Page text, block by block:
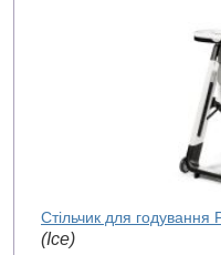
Стільчик для годування
(Ice)